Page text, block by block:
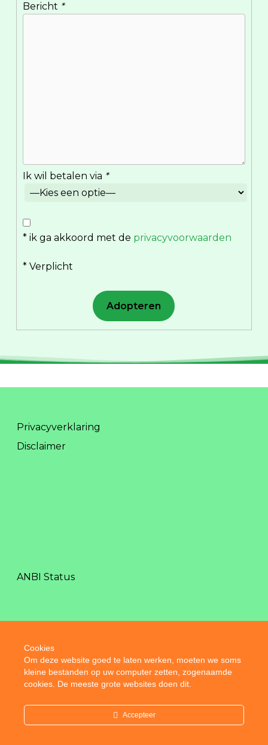
Bericht *
Ik wil betalen via *
* ik ga akkoord met de privacyvoorwaarden
* Verplicht
Gelieve
veld
te
Privacyverklaring
Disclaimer
ANBI Status
voorbehouden Ordior
Cookies
Om deze website goed te laten werken, moeten we soms
kleine bestanden op uw computer zetten, zogenaamde
cookies. De meeste grote websites doen dit.
Accepteer